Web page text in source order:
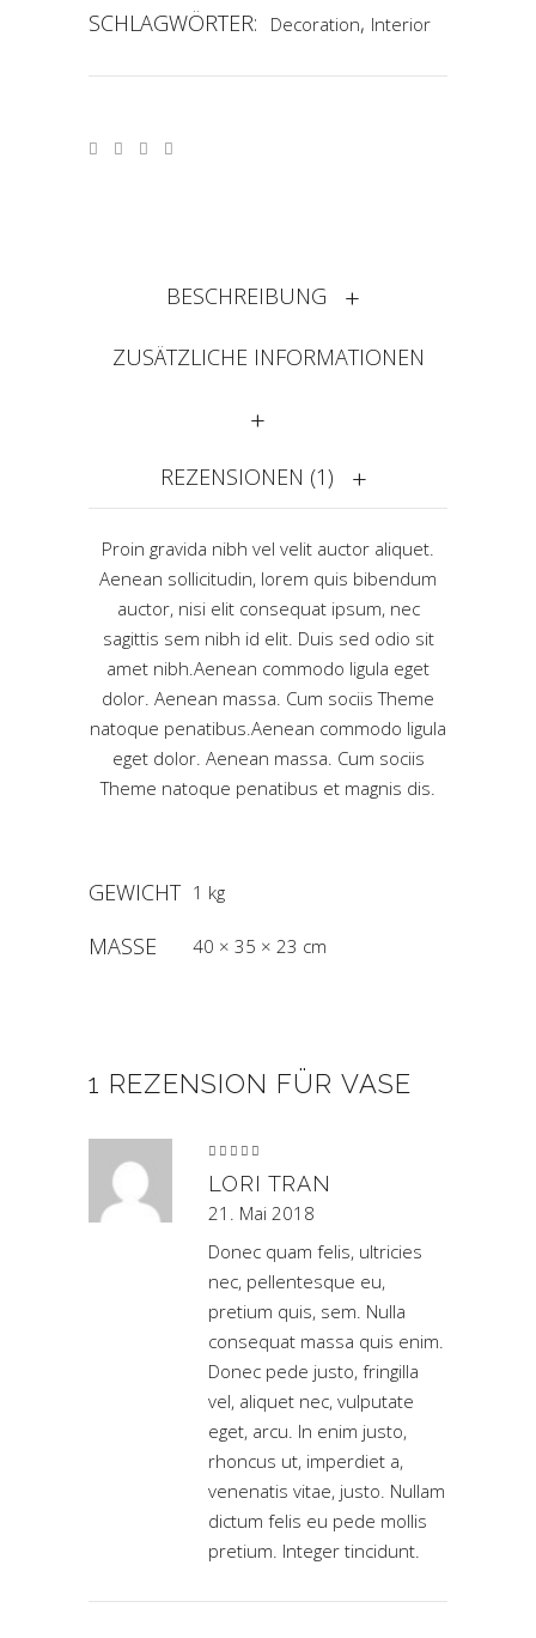
SCHLAGWÖRTER: Decoration, Interior
BESCHREIBUNG
ZUSÄTZLICHE INFORMATIONEN
REZENSIONEN (1)
Proin gravida nibh vel velit auctor aliquet.
Aenean sollicitudin, lorem quis bibendum
auctor, nisi elit consequat ipsum, nec
sagittis sem nibh id elit. Duis sed odio sit
amet nibh.Aenean commodo ligula eget
dolor. Aenean massa. Cum sociis Theme
natoque penatibus.Aenean commodo ligula
eget dolor. Aenean massa. Cum sociis
Theme natoque penatibus et magnis dis.
GEWICHT 1 kg
MASSE 40 × 35 × 23 cm
1 REZENSION FÜR VASE
von 5
LORI TRAN
21. Mai 2018
Donec quam felis, ultricies
nec, pellentesque eu,
pretium quis, sem. Nulla
consequat massa quis enim.
Donec pede justo, fringilla
vel, aliquet nec, vulputate
eget, arcu. In enim justo,
rhoncus ut, imperdiet a,
venenatis vitae, justo. Nullam
dictum felis eu pede mollis
pretium. Integer tincidunt.